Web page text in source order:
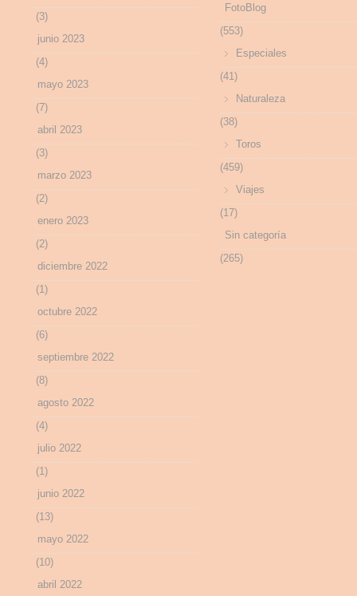
(3)
junio 2023
(4)
mayo 2023
(7)
abril 2023
(3)
marzo 2023
(2)
enero 2023
(2)
diciembre 2022
(1)
octubre 2022
(6)
septiembre 2022
(8)
agosto 2022
(4)
julio 2022
(1)
junio 2022
(13)
mayo 2022
(10)
abril 2022
FotoBlog
(553)
Especiales
(41)
Naturaleza
(38)
Toros
(459)
Viajes
(17)
Sin categoría
(265)